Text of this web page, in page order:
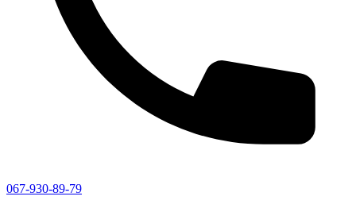
067-930-89-79